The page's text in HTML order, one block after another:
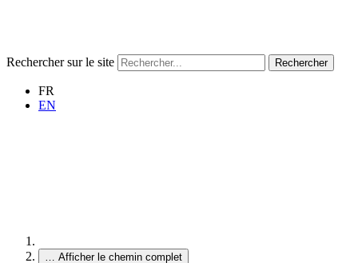
Rechercher sur le site Rechercher
FR
EN
… Afficher le chemin complet